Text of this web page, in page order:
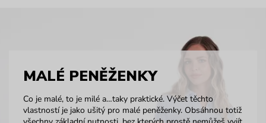
MALÉ PENĚŽENKY
Co je malé, to je milé a…taky praktické. Výčet těchto
vlastností je jako ušitý pro malé peněženky. Obsáhnou totiž